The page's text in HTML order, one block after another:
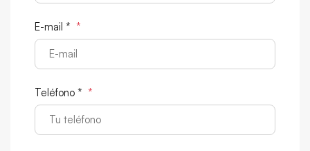
E-mail * *
Teléfono * *